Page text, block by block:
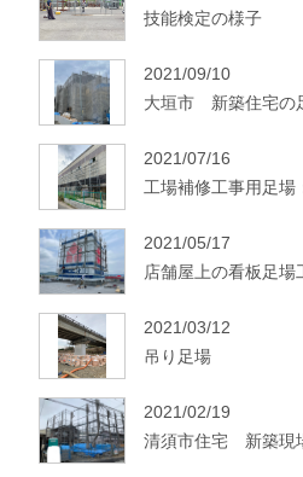
技能検定の様子
2021/09/10
大垣市 新築住宅の
2021/07/16
工場補修工事用足場
2021/05/17
店舗屋上の看板足場
2021/03/12
吊り足場
2021/02/19
清須市住宅 新築現